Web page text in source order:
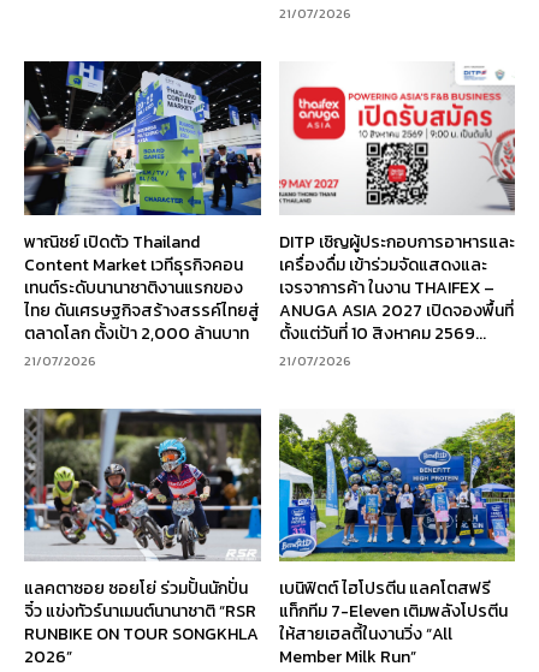
21/07/2026
พาณิชย์ เปิดตัว Thailand
Content Market เวทีธุรกิจคอน
เทนต์ระดับนานาชาติงานแรกของ
ไทย ดันเศรษฐกิจสร้างสรรค์ไทยสู่
ตลาดโลก ตั้งเป้า 2,000 ล้านบาท
21/07/2026
DITP เชิญผู้ประกอบการอาหารและ
เครื่องดื่ม เข้าร่วมจัดแสดงและ
เจรจาการค้า ในงาน THAIFEX –
ANUGA ASIA 2027 เปิดจองพื้นที่
ตั้งแต่วันที่ 10 สิงหาคม 2569...
21/07/2026
แลคตาซอย ซอยโย่ ร่วมปั้นนักปั่น
จิ๋ว แข่งทัวร์นาเมนต์นานาชาติ “RSR
RUNBIKE ON TOUR SONGKHLA
2026”
เบนิฟิตต์ ไฮโปรตีน แลคโตสฟรี
แท็กทีม 7-Eleven เติมพลังโปรตีน
ให้สายเฮลตี้ในงานวิ่ง “All
Member Milk Run”